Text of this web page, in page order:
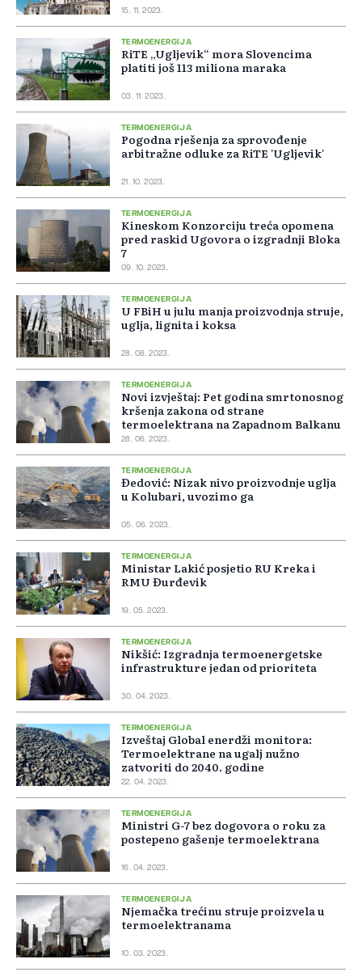
15. 11. 2023.
TERMOENERGIJA
RiTE „Ugljevik“ mora Slovencima
platiti još 113 miliona maraka
03. 11. 2023.
TERMOENERGIJA
Pogodna rješenja za sprovođenje
arbitražne odluke za RiTE 'Ugljevik'
21. 10. 2023.
TERMOENERGIJA
Kineskom Konzorciju treća opomena
pred raskid Ugovora o izgradnji Bloka
7
09. 10. 2023.
TERMOENERGIJA
U FBiH u julu manja proizvodnja struje,
uglja, lignita i koksa
28. 08. 2023.
TERMOENERGIJA
Novi izvještaj: Pet godina smrtonosnog
kršenja zakona od strane
termoelektrana na Zapadnom Balkanu
28. 06. 2023.
TERMOENERGIJA
Đedović: Nizak nivo proizvodnje uglja
u Kolubari, uvozimo ga
05. 06. 2023.
TERMOENERGIJA
Ministar Lakić posjetio RU Kreka i
RMU Đurđevik
19. 05. 2023.
TERMOENERGIJA
Nikšić: Izgradnja termoenergetske
infrastrukture jedan od prioriteta
30. 04. 2023.
TERMOENERGIJA
Izveštaj Global enerdži monitora:
Termoelektrane na ugalj nužno
zatvoriti do 2040. godine
22. 04. 2023.
TERMOENERGIJA
Ministri G-7 bez dogovora o roku za
postepeno gašenje termoelektrana
16. 04. 2023.
TERMOENERGIJA
Njemačka trećinu struje proizvela u
termoelektranama
10. 03. 2023.